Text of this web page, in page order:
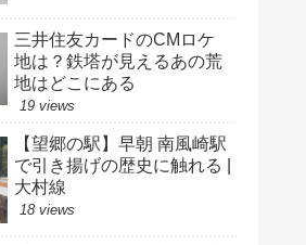
三井住友カードのCMロケ
地は？鉄塔が見えるあの荒
地はどこにある
19 views
【望郷の駅】早朝 南風崎駅
で引き揚げの歴史に触れる |
大村線
18 views